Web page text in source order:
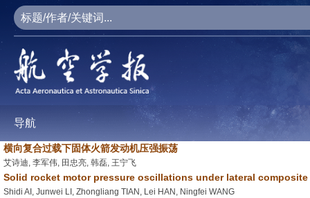
导航
横向复合过载下固体火箭发动机压强振荡
艾诗迪, 李军伟, 田忠亮, 韩磊, 王宁飞
Solid rocket motor pressure oscillations under lateral
Shidi AI, Junwei LI, Zhongliang TIAN, Lei HAN, Ningfei WANG